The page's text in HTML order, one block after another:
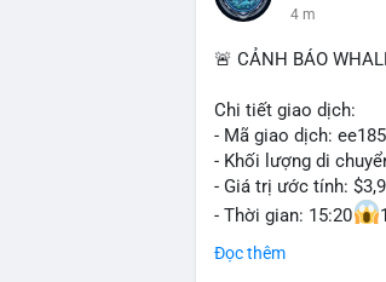
4 m
🚨 CẢNH BÁO
Chi tiết giao dịch:
- Mã giao dịch:
- Khối lượng di
- Giá trị ước tính:
- Thời gian: 15:20
Nhận định phân tích:
Đọc thêm